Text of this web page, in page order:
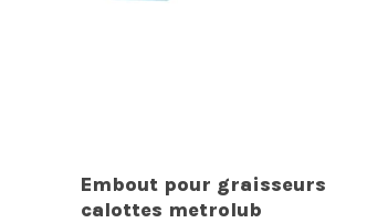
Embout pour graisseurs
calottes metrolub